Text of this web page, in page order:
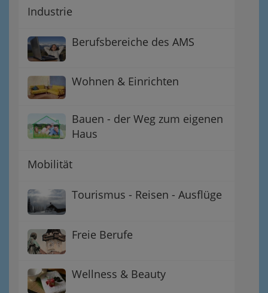
Industrie
Berufsbereiche des AMS
Wohnen & Einrichten
Bauen - der Weg zum eigenen
Haus
Mobilität
Tourismus - Reisen - Ausflüge
Freie Berufe
Wellness & Beauty